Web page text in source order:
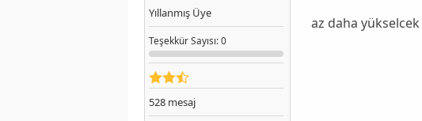
Yıllanmış Üye
TeşekkürSayısı: 0
528 mesaj
az daha